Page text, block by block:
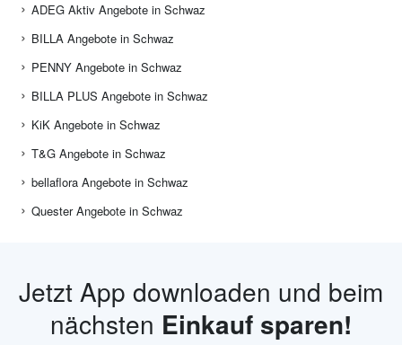
ADEG Aktiv Angebote in Schwaz
BILLA Angebote in Schwaz
PENNY Angebote in Schwaz
BILLA PLUS Angebote in Schwaz
KiK Angebote in Schwaz
T&G Angebote in Schwaz
bellaflora Angebote in Schwaz
Quester Angebote in Schwaz
Jetzt App downloaden und beim
nächsten Einkauf sparen!